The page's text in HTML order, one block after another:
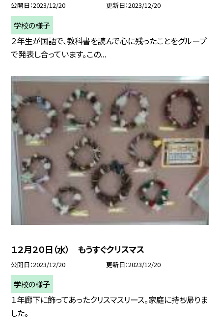
公開日 2023/12/20 更新日 2023/12/20
学校の様子
２年生が国語で、教科書を読んで心に残ったことをグループ
で発表し合っています。この...
１２月２０日（水） もうすぐクリスマス
公開日 2023/12/20 更新日 2023/12/20
学校の様子
１年廊下に飾ってあったクリスマスリース。家庭に持ち帰りま
した。